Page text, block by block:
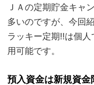
ＪＡの定期貯金キャ
多いのですが、今回
ラッキー定期!!は個
用可能です。
預入資金は新規資金